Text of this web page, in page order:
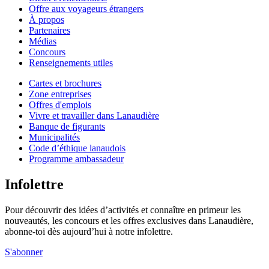
Offre aux voyageurs étrangers
À propos
Partenaires
Médias
Concours
Renseignements utiles
Cartes et brochures
Zone entreprises
Offres d'emplois
Vivre et travailler dans Lanaudière
Banque de figurants
Municipalités
Code d’éthique lanaudois
Programme ambassadeur
Infolettre
Pour découvrir des idées d’activités et connaître en primeur les
nouveautés, les concours et les offres exclusives dans Lanaudière,
abonne-toi dès aujourd’hui à notre infolettre.
S'abonner